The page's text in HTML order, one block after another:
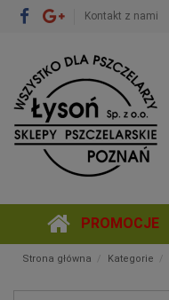
Kontakt z nami
PROMOCJE
Strona główna Kategorie